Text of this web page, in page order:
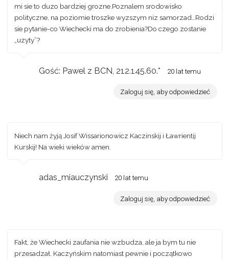
mi sie to duzo bardziej grozne.Poznalem srodowisko
polityczne, na poziomie troszke wyzszym niz samorzad…Rodzi
sie pytanie-co Wiechecki ma do zrobienia?Do czego zostanie
„uzyty”?
Gość: Pawel z BCN, 212.145.60.* 20 lat temu
Zaloguj się, aby odpowiedzieć
Niech nam żyją Josif Wissarionowicz Kaczinskij i Ławrientij
Kurskij! Na wieki wieków amen.
adas_miauczynski 20 lat temu
Zaloguj się, aby odpowiedzieć
Fakt, że Wiechecki zaufania nie wzbudza, ale ja bym tu nie
przesadzał. Kaczyńskim natomiast pewnie i początkowo